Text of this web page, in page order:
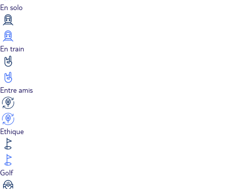
En solo
En train
Entre amis
Ethique
Golf